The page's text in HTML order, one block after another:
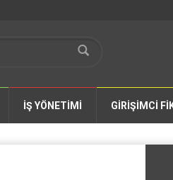
İŞ YÖNETİMİ GİRİŞİMCİ